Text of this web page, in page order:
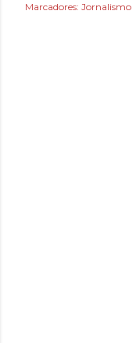
Marcadores: Jornalismo